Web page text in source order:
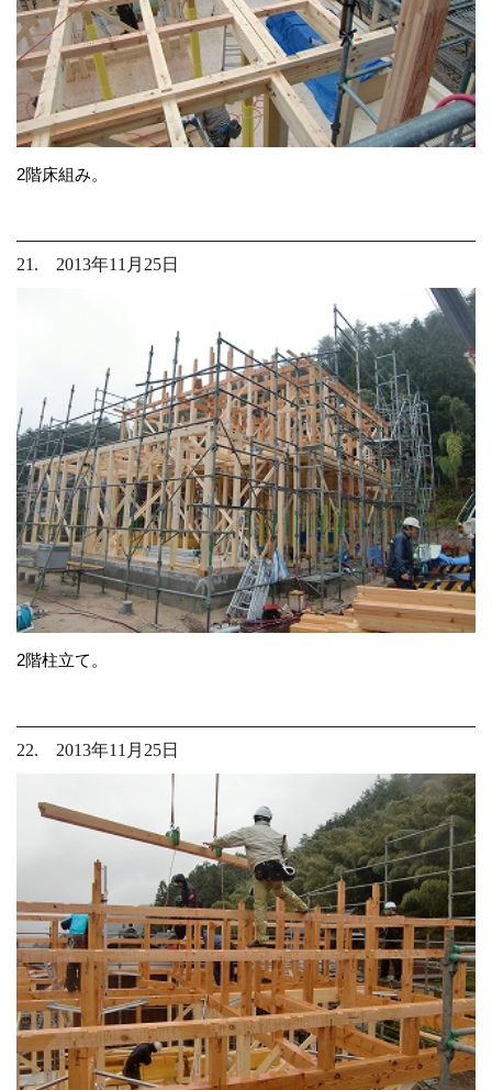
2階床組み。
21. 2013年11月25日
2階柱立て。
22. 2013年11月25日